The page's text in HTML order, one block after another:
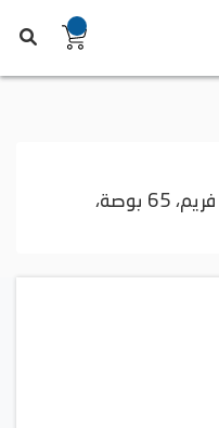
تلفزيون شارب 4K سمارت بدون فريم، 65 بوصة،